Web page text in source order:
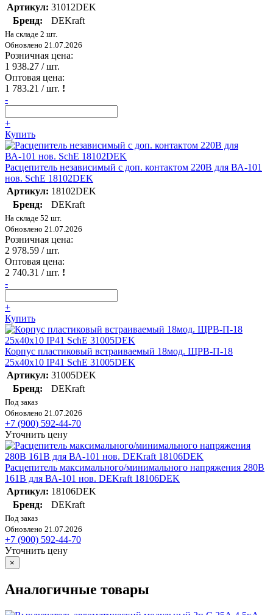
Артикул: 31012DEK
Бренд:
DEKraft
На складе 2 шт.
Обновлено 21.07.2026
Розничная цена:
1 938.27 / шт.
Оптовая цена:
1 783.21 / шт. !
-
+
Купить
Расцепитель независимый с доп. контактом 220В для ВА-101
нов. SchE 18102DEK
Артикул: 18102DEK
Бренд:
DEKraft
На складе 52 шт.
Обновлено 21.07.2026
Розничная цена:
2 978.59 / шт.
Оптовая цена:
2 740.31 / шт. !
-
+
Купить
Корпус пластиковый встраиваемый 18мод. ЩРВ-П-18
25х40х10 IP41 SchE 31005DEK
Артикул: 31005DEK
Бренд:
DEKraft
Под заказ
Обновлено 21.07.2026
+7 (900) 592-44-70
Уточнить цену
Расцепитель максимального/минимального напряжения 280В
161В для ВА-101 нов. DEKraft 18106DEK
Артикул: 18106DEK
Бренд:
DEKraft
Под заказ
Обновлено 21.07.2026
+7 (900) 592-44-70
Уточнить цену
×
Аналогичные товары